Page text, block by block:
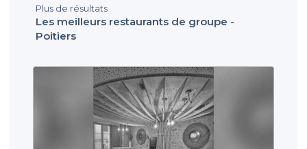
Plus de résultats
Les meilleurs restaurants de groupe -
Poitiers